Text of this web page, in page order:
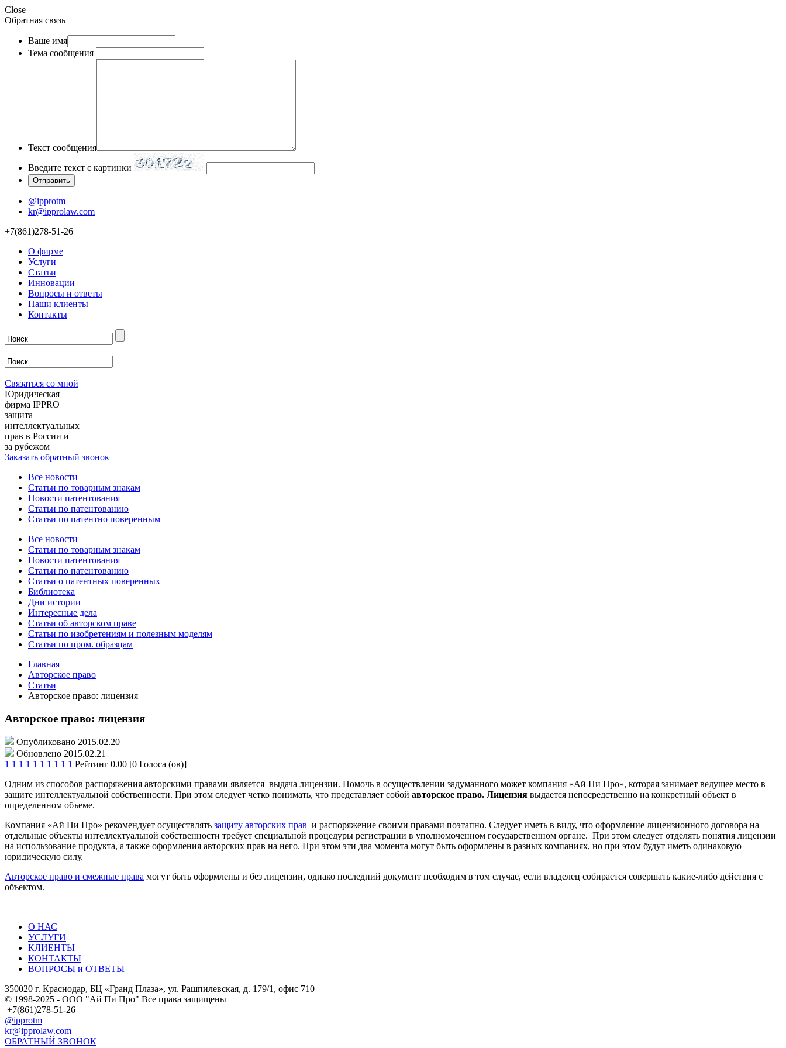
Close
Обратная связь
Ваше имя
Тема сообщения
Текст сообщения
Введите текст с картинки
@ipprotm
kr@ipprolaw.com
+7(861)278-51-26
О фирме
Услуги
Статьи
Инновации
Вопросы и ответы
Наши клиенты
Контакты
Связаться со мной
Юридическая
фирма IPPRO
защита
интеллектуальных
прав в России и
за рубежом
Заказать обратный звонок
Все новости
Статьи по товарным знакам
Новости патентования
Статьи по патентованию
Статьи по патентно поверенным
Все новости
Статьи по товарным знакам
Новости патентования
Статьи по патентованию
Статьи о патентных поверенных
Библиотека
Дни истории
Интересные дела
Статьи об авторском праве
Статьи по изобретениям и полезным моделям
Статьи по пром. образцам
Главная
Авторское право
Статьи
Авторское право: лицензия
Авторское право: лицензия
Опубликовано 2015.02.20
Обновлено 2015.02.21
1 1 1 1 1 1 1 1 1 1 Рейтинг 0.00 [0 Голоса (ов)]
Одним из способов распоряжения авторскими правами является выдача лицензии. Помочь в осуществлении задуманного может компания «Ай Пи Про», которая занимает ведущее место в
защите интеллектуальной собственности. При этом следует четко понимать, что представляет собой авторское право. Лицензия выдается непосредственно на конкретный объект в
определенном объеме.
Компания «Ай Пи Про» рекомендует осуществлять защиту авторских прав и распоряжение своими правами поэтапно. Следует иметь в виду, что оформление лицензионного договора на
отдельные объекты интеллектуальной собственности требует специальной процедуры регистрации в уполномоченном государственном органе. При этом следует отделять понятия лицензии
на использование продукта, а также оформления авторских прав на него. При этом эти два момента могут быть оформлены в разных компаниях, но при этом будут иметь одинаковую
юридическую силу.
Авторское право и смежные права могут быть оформлены и без лицензии, однако последний документ необходим в том случае, если владелец собирается совершать какие-либо действия с
объектом.
О НАС
УСЛУГИ
КЛИЕНТЫ
КОНТАКТЫ
ВОПРОСЫ и ОТВЕТЫ
350020 г. Краснодар, БЦ «Гранд Плаза», ул. Рашпилевская, д. 179/1, офис 710
© 1998-2025 - ООО "Ай Пи Про" Все права защищены
+7(861)278-51-26
@ipprotm
kr@ipprolaw.com
ОБРАТНЫЙ ЗВОНОК